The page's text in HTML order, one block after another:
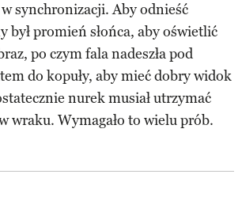
synchronizacji. Aby odnieść
był promień słońca, aby oświetlić
po czym fala nadeszła pod
do kopuły, aby mieć dobry widok
nurek musiał utrzymać
wraku. Wymagało to wielu prób.